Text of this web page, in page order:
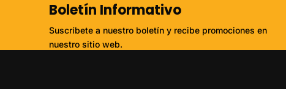
Boletín Informativo
Suscríbete a nuestro boletín y recibe promociones en
nuestro sitio web.